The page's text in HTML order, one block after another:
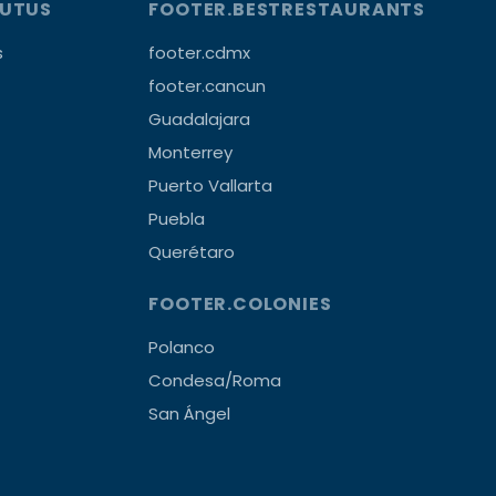
FOOTER.BESTRESTAURANTS
footer.cdmx
footer.cancun
Guadalajara
Monterrey
Puerto Vallarta
Puebla
Querétaro
FOOTER.COLONIES
Polanco
Condesa/Roma
San Ángel